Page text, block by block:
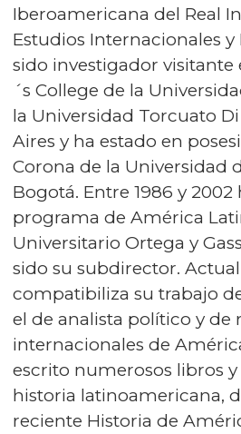
Iberoamericana del Real
Estudios Internacionales y
sido investigador visitante
´s College de la
la Universidad Torcuato
Aires y ha estado en
Corona de la Universidad
Bogotá. Entre 1986 y
programa de América
Universitario Ortega y
sido su subdirector.
compatibiliza su trabajo
el de analista político y de
internacionales de
escrito numerosos libros
historia latinoamericana,
reciente Historia de